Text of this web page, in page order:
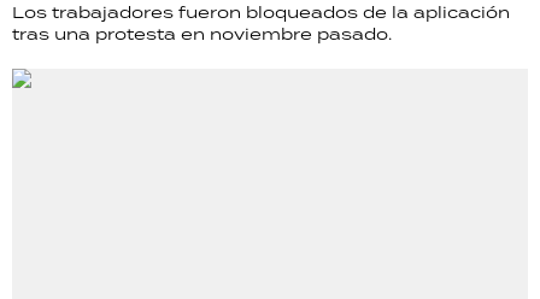
Los trabajadores fueron bloqueados de la aplicación
tras una protesta en noviembre pasado.